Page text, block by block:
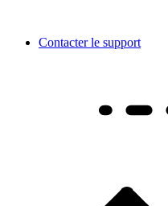
Contacter le support